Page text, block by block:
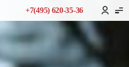
+7(495) 620-35-36